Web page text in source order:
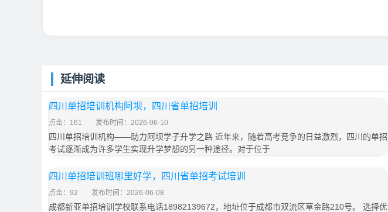
延伸阅读
四川单招培训机构阿坝，四川省单招培训
点击：161 发布时间：2026-06-10
四川单招培训机构——助力阿坝学子升学之路 近年来，随着高考竞争的日益激烈，四川的单招
考试逐渐成为许多学生实现升学梦想的另一种途径。对于位于
四川单招培训班哪里好学，四川省单招考试培训
点击：92 发布时间：2026-06-08
成都新亚单招培训学校联系电话18982139672，地址位于成都市双流区草金路210号。 选择优